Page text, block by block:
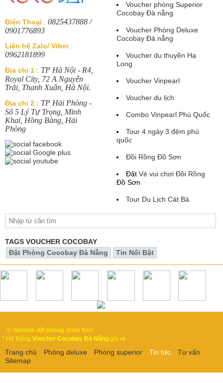
Điện Thoại : 0825437888 /
0901776893
Liên hệ Zalo/ Viber:
0962181899
Địa chỉ 1 : TP Hà Nội - R4,
Royal City, 72 A Nguyễn
Trãi, Thanh Xuân, Hà Nội.
Địa chỉ 2 : TP Hải Phòng -
Số 5 Lý Tự Trọng, Minh
Khai, Hồng Bàng, Hải
Phòng
Voucher phòng Superior
Cocobay Đà nẵng
Voucher Phòng Deluxe
Cocobay Đà nẵng
Voucher du thuyền Hạ
Long
Voucher Vinpearl
Voucher du lịch
Combo Vinpearl Phú Quốc
Tour 4 ngày 3 đêm phú
quốc
Đồi Rồng Đồ Sơn
Đặt Vé vui chơi Đồi Rồng
Đồ Sơn
Tour Du Lịch Cát Bà
TAGS VOUCHER COCOBAY
Đặt Phòng Cocobay Đà Nẵng
Tin Nổi Bật
© Website đặt phòng chính thức
* Hệ thốngVoucher Cocobay Đà Nẵng giá rẻ
Trang chủ Phòng deluxe Phòng superior Tin tức
Tư vấn
Sitemap